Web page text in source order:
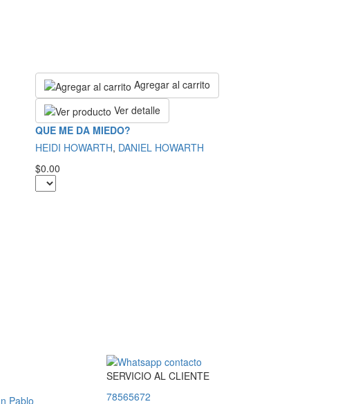
Agregar al carrito
Ver detalle
QUE ME DA MIEDO?
HEIDI HOWARTH, DANIEL HOWARTH
$0.00
SERVICIOAL CLIENTE
78565672